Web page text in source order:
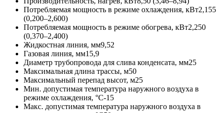
Потребляемая мощность в режиме охлаждения, кВт2,155
(0,200–2,600)
Потребляемая мощность в режиме обогрева, кВт2,250
(0,370–2,400)
Жидкостная линия, мм9,52
Газовая линия, мм15,9
Диаметр трубопровода для слива конденсата, мм25
Максимальная длина трассы, м50
Максимальный перепад высот, м25
Мин. допустимая температура наружного воздуха в
режиме охлаждения, °С-15
Макс. допустимая температура наружного воздуха в